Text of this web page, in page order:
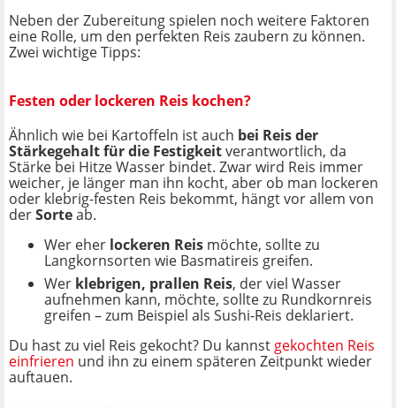
Neben der Zubereitung spielen noch weitere Faktoren
eine Rolle, um den perfekten Reis zaubern zu können.
Zwei wichtige Tipps:
Festen oder lockeren Reis kochen?
Ähnlich wie bei Kartoffeln ist auch bei Reis der
Stärkegehalt für die Festigkeitverantwortlich, da
Stärke bei Hitze Wasser bindet. Zwar wird Reis immer
weicher, je länger man ihn kocht, aber ob man lockeren
oder klebrig-festen Reis bekommt, hängt vor allem von
derSorteab.
Wer eher lockeren Reis möchte, sollte zu
Langkornsorten wie Basmatireis greifen.
Wer klebrigen, prallen Reis, der viel Wasser
aufnehmen kann, möchte, sollte zu Rundkornreis
greifen – zum Beispiel als Sushi-Reis deklariert.
Du hast zu viel Reis gekocht? Du kannst gekochten Reis
einfrieren und ihn zu einem späteren Zeitpunkt wieder
auftauen.